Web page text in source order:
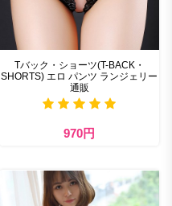
Tバック・ショーツ(T-BACK・
SHORTS) エロ パンツ ランジェリー
通販
970円